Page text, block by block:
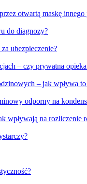
otwartą maskę
do diagnozy?
ubezpieczenie?
– czy prywatna
– jak wpływa
odporny na
wpływają na rozliczenie